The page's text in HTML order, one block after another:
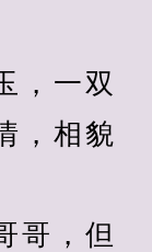
一双
，相貌
，但